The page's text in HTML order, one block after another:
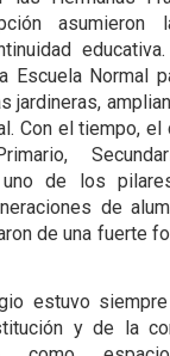
Escuela Normal
jardineras,
Con el tiempo,
de los
de
de una fuerte
estuvo
y de la